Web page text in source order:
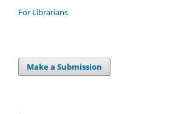
For Librarians
Make a Submission